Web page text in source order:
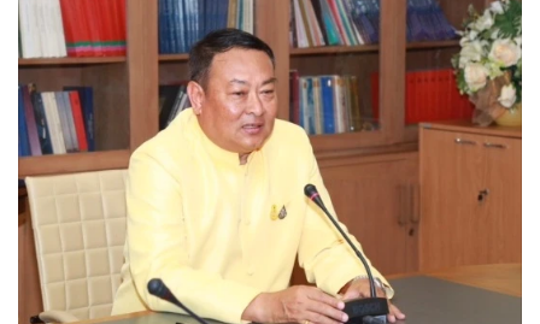
•
Good health & Well-being
•
Green Innovation & SD
• Management & HR
• MGR Live
• Infographic
•
การเมือง
• ท่องเที่ยว
กีฬา
ต่างประเทศ